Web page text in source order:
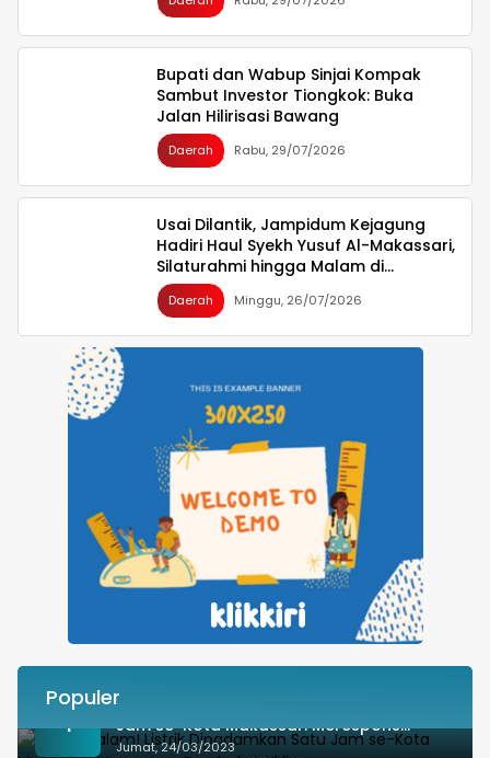
Indonesia Emas 2045
Bupati dan Wabup Sinjai Kompak
Sambut Investor Tiongkok: Buka
Jalan Hilirisasi Bawang
Daerah Rabu, 29/07/2026
Usai Dilantik, Jampidum Kejagung
Hadiri Haul Syekh Yusuf Al-Makassari,
Silaturahmi hingga Malam di
Makassar
Daerah Minggu, 26/07/2026
Populer
1
Besok Malam! Listrik Dipadamkan Satu
Jam se-Kota Makassar: Merespons
Perubahan Iklim
Jumat, 24/03/2023